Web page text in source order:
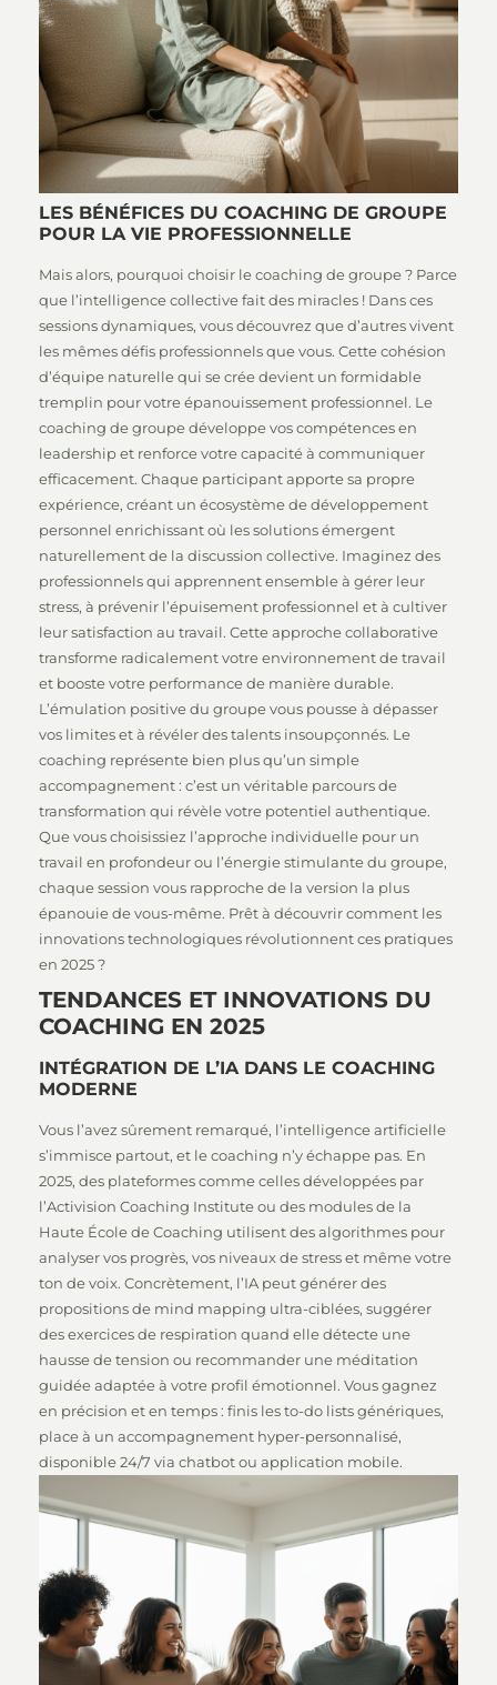
LES BÉNÉFICES DU COACHING DE GROUPE
POUR LA VIE PROFESSIONNELLE
Mais alors, pourquoi choisir le coaching de groupe ? Parce
que l’intelligence collective fait des miracles ! Dans ces
sessions dynamiques, vous découvrez que d’autres vivent
les mêmes défis professionnels que vous. Cette cohésion
d’équipe naturelle qui se crée devient un formidable
tremplin pour votre épanouissement professionnel. Le
coaching de groupe développe vos compétences en
leadership et renforce votre capacité à communiquer
efficacement. Chaque participant apporte sa propre
expérience, créant un écosystème de développement
personnel enrichissant où les solutions émergent
naturellement de la discussion collective. Imaginez des
professionnels qui apprennent ensemble à gérer leur
stress, à prévenir l’épuisement professionnel et à cultiver
leur satisfaction au travail. Cette approche collaborative
transforme radicalement votre environnement de travail
et booste votre performance de manière durable.
L’émulation positive du groupe vous pousse à dépasser
vos limites et à révéler des talents insoupçonnés. Le
coaching représente bien plus qu’un simple
accompagnement : c’est un véritable parcours de
transformation qui révèle votre potentiel authentique.
Que vous choisissiez l’approche individuelle pour un
travail en profondeur ou l’énergie stimulante du groupe,
chaque session vous rapproche de la version la plus
épanouie de vous-même. Prêt à découvrir comment les
innovations technologiques révolutionnent ces pratiques
en 2025 ?
TENDANCES ET INNOVATIONS DU
COACHING EN 2025
INTÉGRATION DE L’IA DANS LE COACHING
MODERNE
Vous l’avez sûrement remarqué, l’intelligence artificielle
s’immisce partout, et le coaching n’y échappe pas. En
2025, des plateformes comme celles développées par
l’Activision Coaching Institute ou des modules de la
Haute École de Coaching utilisent des algorithmes pour
analyser vos progrès, vos niveaux de stress et même votre
ton de voix. Concrètement, l’IA peut générer des
propositions de mind mapping ultra-ciblées, suggérer
des exercices de respiration quand elle détecte une
hausse de tension ou recommander une méditation
guidée adaptée à votre profil émotionnel. Vous gagnez
en précision et en temps : finis les to-do lists génériques,
place à un accompagnement hyper-personnalisé,
disponible 24/7 via chatbot ou application mobile.